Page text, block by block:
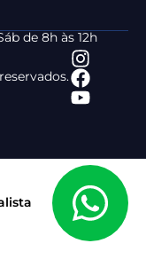
de 8h às 12h